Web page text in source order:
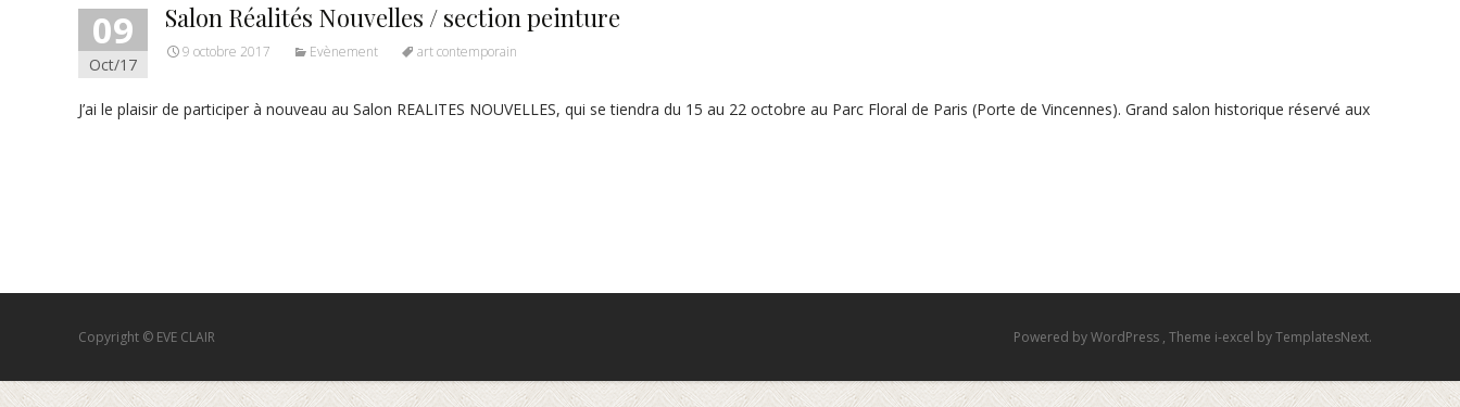
09
Oct/17
Salon Réalités Nouvelles / section peinture
9 octobre 2017 Evènement art contemporain
J’ai le plaisir de participer à nouveau au Salon REALITES NOUVELLES, qui se tiendra du 15 au 22 octobre au Parc Floral de Paris (Porte de Vincennes). Grand salon historique réservé aux
Copyright © EVE CLAIR Powered by WordPress , Theme i-excel by TemplatesNext.